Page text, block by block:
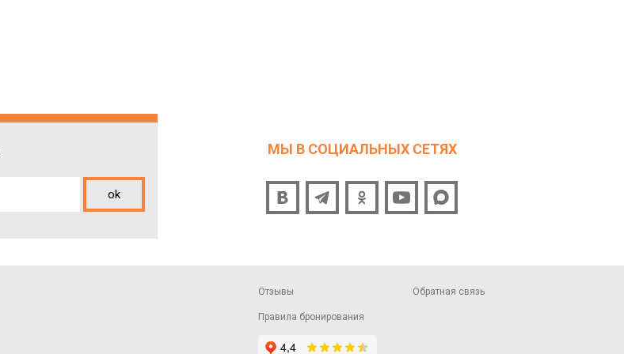
ok
МЫ В СОЦИАЛЬНЫХ СЕТЯХ
Отзывы
Правила бронирования
Обратная связь